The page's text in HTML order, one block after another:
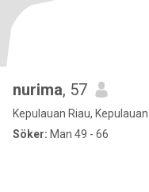
nurima, 57
Kepulauan Riau,
Söker: Man 49 - 66